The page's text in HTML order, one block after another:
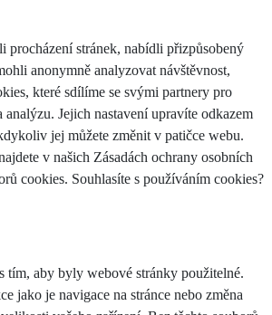
procházení stránek, nabídli přizpůsobený
anonymně analyzovat návštěvnost,
které sdílíme se svými partnery pro
Jejich nastavení upravíte odkazem
jej můžete změnit v patičce webu.
v našich Zásadách ochrany osobních
cookies. Souhlasíte s používáním cookies?
tím, aby byly webové stránky použitelné.
jako je navigace na stránce nebo změna